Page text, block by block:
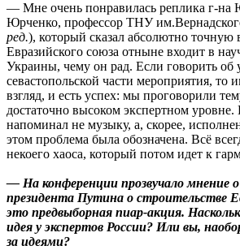
— Мне очень понравилась реплика г-на
Юрченко, профессор ТНУ
ред.), который сказал абсолютно точную
Евразийского союза отныне входит в
Украины, чему он рад. Если говорить об
севастопольской части мероприятия, то
взгляд, и есть успех: мы проговорили
достаточно высоком экспертном уровне.
напоминал не музыку, а, скорее,
этом проблема была обозначена. Всё
некоего хаоса, который потом идет к
— На конференции прозвучало мнение
президента Путина о строительстве
это предвыборная пиар-акция.
идея у экспертов России? Или вы,
за идеями?